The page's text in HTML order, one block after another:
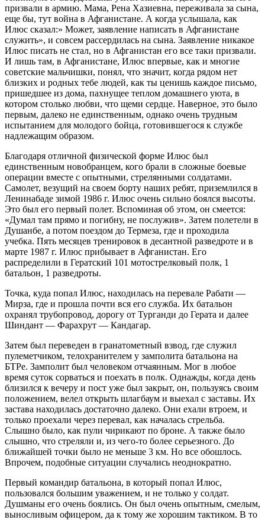
призвали в армию. Мама, Рена Хазиевна, переживала за сына,
еще бы, тут война в Афганистане. А когда услышала, как
Илюс сказал:» Может, заявление написать в Афганистане
служить», и совсем рассердилась на сына. Заявление никакое
Илюс писать не стал, но в Афганистан его все таки призвали.
И лишь там, в Афганистане, Илюс впервые, как и многие
советские мальчишки, понял, что значит, когда рядом нет
близких и родных тебе людей, как ты ценишь каждое письмо,
пришедшее из дома, пахнущее теплом домашнего уюта, в
котором столько любви, что щеми сердце. Наверное, это было
первым, далеко не единственным, однако очень трудным
испытанием для молодого бойца, готовившегося к службе
надлежащим образом.
Благодаря отличной физической форме Илюс был
единственным новобранцем, кого брали в сложные боевые
операции вместе с опытными, стрелянными солдатами.
Самолет, везущий на своем борту наших ребят, приземлился в
Ленинабаде зимой 1986 г. Илюс очень сильно боялся высоты.
Это был его первый полет. Вспоминая об этом, он смеется:
«Думал там прямо и погибну, не послужив». Затем полетели в
Душанбе, а потом поездом до Термеза, где и проходила
учебка. Пять месяцев тренировок в десантной разведроте и в
марте 1987 г. Илюс прибывает в Афганистан. Его
распределили в Гератский 101 мотострелковый полк, 1
батальон, 1 разведроты.
Точка, куда попал Илюс, находилась на перевале Рабати —
Мирза, где и прошла почти вся его служба. Их батальон
охранял трубопровод, дорогу от Турганди до Герата и далее
Шиндант — Фарахрут — Кандагар.
Затем был переведен в гранатометный взвод, где служил
пулеметчиком, телохранителем у замполита батальона на
БТРе. Замполит был человеком отчаянным. Мог в любое
время суток сорваться и поехать в полк. Однажды, когда день
близился к вечеру и пост уже был закрыт, он, пользуясь своим
положением, велел открыть шлагбаум и выехал с заставы. Их
застава находилась достаточно далеко. Они ехали втроем, и
только проехали через перевал, как началась стрельба.
Слышно было, как пули чирикают по броне. А также было
слышно, что стреляли и, из чего-то более серьезного. До
ближайшей точки было не меньше 3 км. Но все обошлось.
Впрочем, подобные ситуации случались неоднократно.
Первый командир батальона, в который попал Илюс,
пользовался большим уважением, и не только у солдат.
Душманы его очень боялись. Он был очень опытным, смелым,
выносливым офицером, да к тому же хорошим тактиком. В то